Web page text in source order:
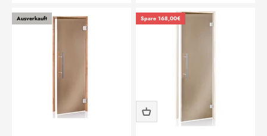
Ausverkauft Spare 168,00€